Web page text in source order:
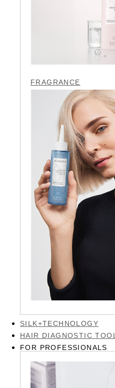
FRAGRANCE
SILK+TECHNOLOGY
HAIR DIAGNOSTIC TOOL
FOR PROFESSIONALS